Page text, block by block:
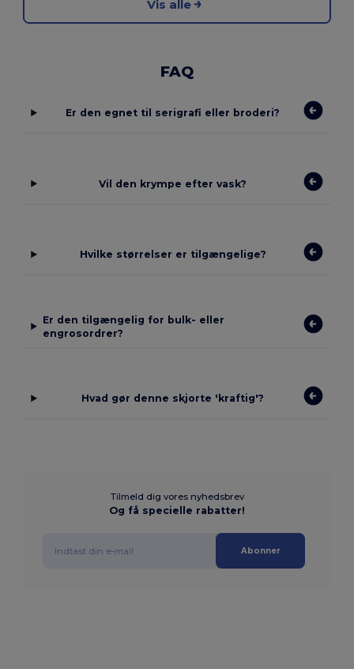
Vis alle
FAQ
Er den egnet til serigrafi eller broderi?
Vil den krympe efter vask?
Hvilke størrelser er tilgængelige?
Er den tilgængelig for bulk- eller
engrosordrer?
Hvad gør denne skjorte 'kraftig'?
Tilmeld dig vores nyhedsbrev
Og få specielle rabatter!
Abonner